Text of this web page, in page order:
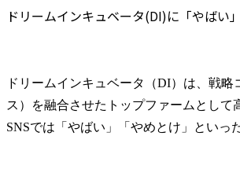
ドリームインキュベータ(DI)に「やばい
ドリームインキュベータ（DI）は、戦
ス）を融合させたトップファームとし
SNSでは「やばい」「やめとけ」といっ